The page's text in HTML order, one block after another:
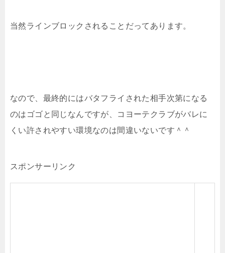
当然ラインブロックされることだってあります。
なので、最終的にはバタフライされた相手次第になる
のはゴゴと同じなんですが、コヨーテクラブがバレに
くい許されやすい環境なのは間違いないです＾＾
スポンサーリンク